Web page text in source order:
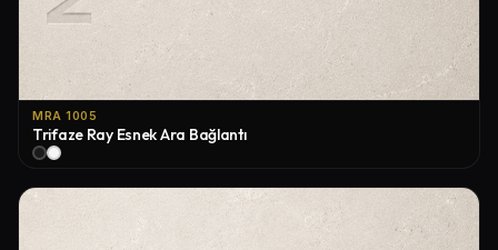
MRA 1005
Trifaze Ray Esnek Ara Bağlantı